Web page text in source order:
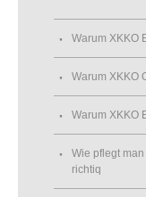
Warum XKKO
Warum XKKO
Warum XKKO
Wie pflegt
richtiq